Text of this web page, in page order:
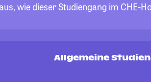
wie dieser Studiengang im CHE-
Allgemeine